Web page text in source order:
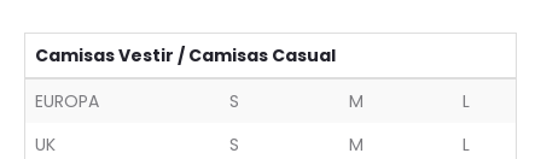
Camisas Vestir / Camisas Casual
EUROPA
S M
L
UK
S M
L